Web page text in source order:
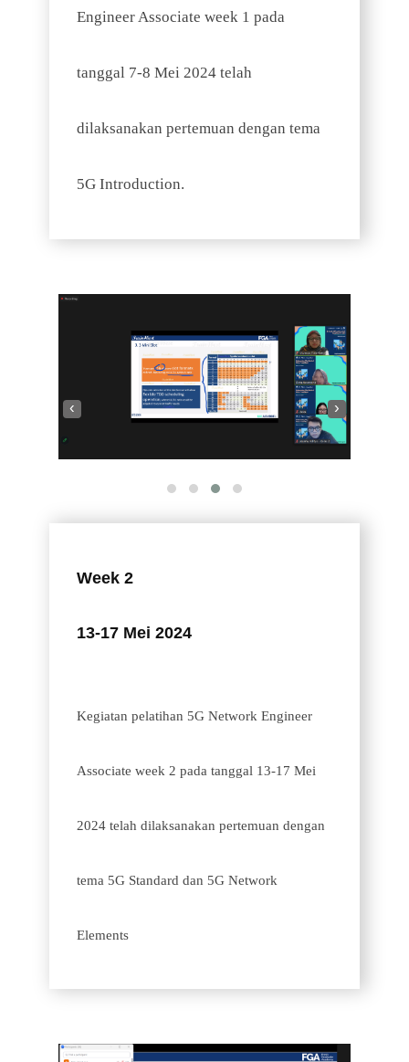
Engineer Associate week 1 pada
tanggal 7-8 Mei 2024 telah
dilaksanakan pertemuan dengan tema
5G Introduction.
‹ ›
Week 2
13-17 Mei 2024
Kegiatan pelatihan 5G Network Engineer
Associate week 2 pada tanggal 13-17 Mei
2024 telah dilaksanakan pertemuan dengan
tema 5G Standard dan 5G Network
Elements